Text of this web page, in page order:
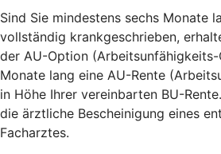
Sind Sie mindestens sechs Monate
vollständig krankgeschrieben,
der AU-Option
Monate lang eine AU-Rente
in Höhe Ihrer vereinbarten BU-
die ärztliche Bescheinigung eines
Facharztes.